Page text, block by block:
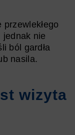
jednak nie
ból gardła
nasila.
wizyta